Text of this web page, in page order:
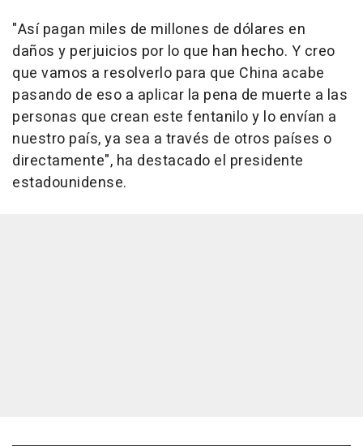
"Así pagan miles de millones de dólares en
daños y perjuicios por lo que han hecho. Y creo
que vamos a resolverlo para que China acabe
pasando de eso a aplicar la pena de muerte a las
personas que crean este fentanilo y lo envían a
nuestro país, ya sea a través de otros países o
directamente", ha destacado el presidente
estadounidense.